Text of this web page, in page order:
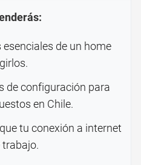
de un home
de configuración para
en Chile.
tu conexión a internet
trabajo.